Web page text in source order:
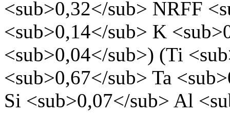
<sub>0,32</sub> NRFF
<sub>0,14</sub> K
<sub>0,04</sub>) (Ti
<sub>0,67</sub> Ta
Si <sub>0,07</sub> Al